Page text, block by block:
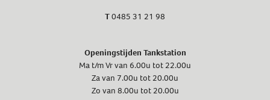
T0485 31 21 98
Openingstijden Tankstation
Ma t/m Vr van 6.00u tot 22.00u
Za van 7.00u tot 20.00u
Zo van 8.00u tot 20.00u